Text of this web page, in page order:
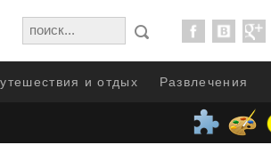
и отдых Развлечения